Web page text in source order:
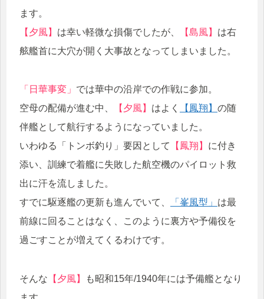
ます。
【夕風】 は幸い軽微な損傷でしたが、 【島風】 は右
舷艦首に大穴が開く大事故となってしまいました。
「日華事変」 では華中の沿岸での作戦に参加。
空母の配備が進む中、
【夕風】 はよく 【鳳翔】 の随
伴艦として航行するようになっていました。
いわゆる「トンボ釣り」要因として
【鳳翔】 に付き
添い、訓練で着艦に失敗した航空機のパイロット救
出に汗を流しました。
すでに駆逐艦の更新も進んでいて、
「峯風型」 は最
前線に回ることはなく、このように裏方や予備役を
過ごすことが増えてくるわけです。
そんな 【夕風】
も昭和15年/1940年には予備艦となり